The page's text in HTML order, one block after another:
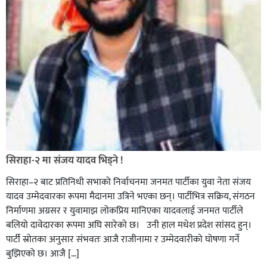
सिराहा-२ मा संजय यादव भिड्ने !
सिराहा–२ बाट प्रतिनिधी सभाको निर्वाचनमा जनमत पार्टीका युवा नेता संजय
यादव उम्मेदवारका रूपमा मैदानमा उत्रिने भएका छन्। पार्टीभित्र सक्रिय, संगठन
निर्माणमा अग्रसर र युवामाझ लोकप्रिय मानिएका यादवलाई जनमत पार्टीले
बलियो दावेदारका रूपमा अघि सारेको छ। उनी हाल मधेश प्रदेश सांसद हुन्।
पार्टी स्रोतका अनुसार संभवतः आजै राजीनामा र उम्मेदवारीको घोषणा गर्ने
बुझिएको छ। आजै […]